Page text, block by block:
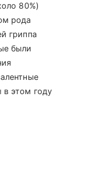
80%)
рода
гриппа
были
в этом году